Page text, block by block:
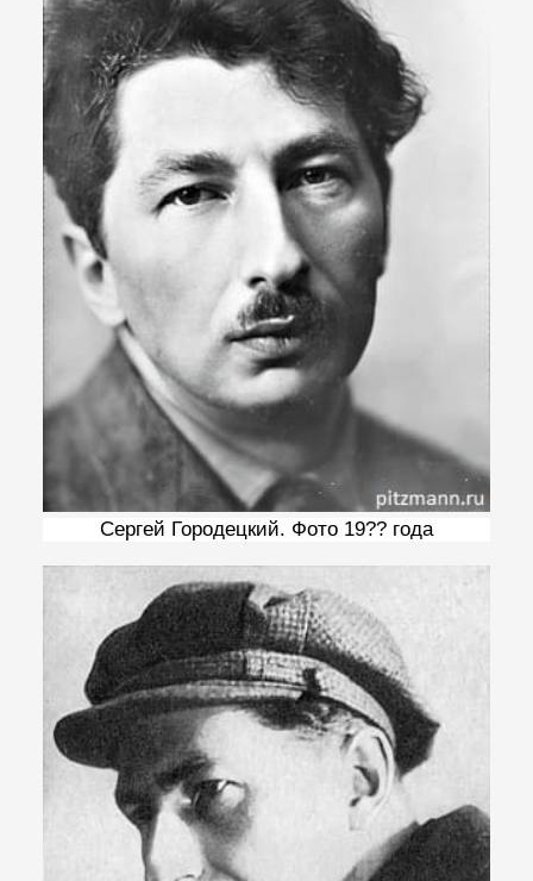
Сергей Городецкий. Фото 19?? года